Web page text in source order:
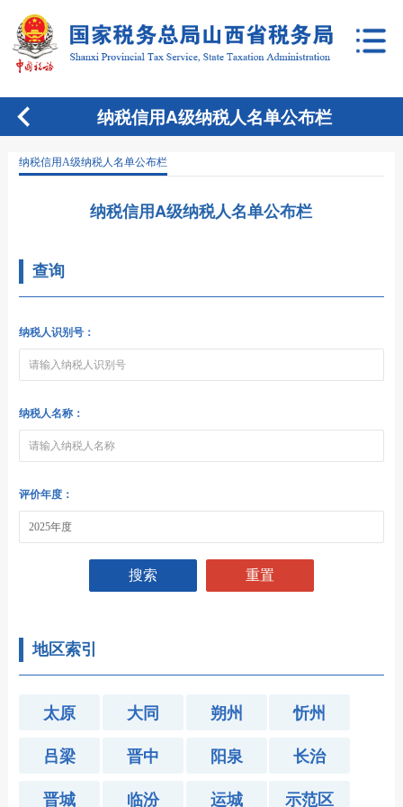
纳税信用A级纳税人名单公布栏
纳税信用A级纳税人名单公布栏
纳税信用A级纳税人名单公布栏
查询
纳税人识别号：
纳税人名称：
评价年度：
搜索 重置
地区索引
太原 大同 朔州
忻州
吕梁
晋中 阳泉
长治
晋城
临汾 运城 示范区